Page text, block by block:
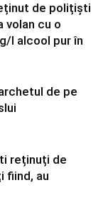
de polițiști
volan cu o
l alcool pur în
de pe
reținuți de
fiind, au